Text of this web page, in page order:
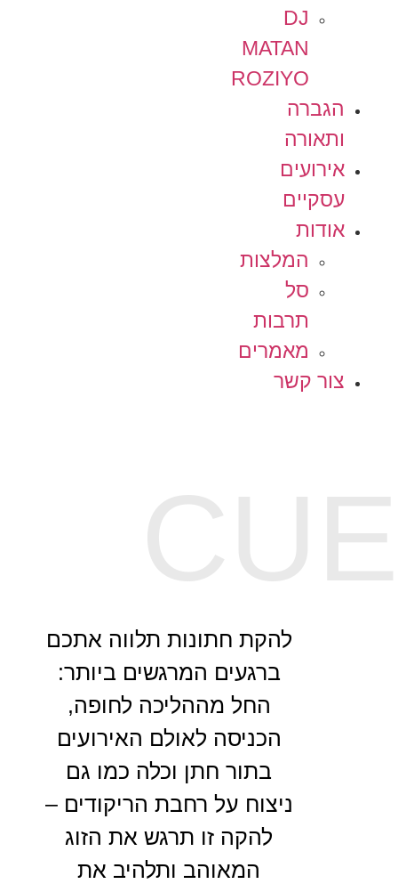
DJ
MATAN
ROZIYO
הגברה
ותאורה
אירועים
עסקיים
אודות
המלצות
סל
תרבות
מאמרים
צור קשר
להקת חתונות תלווה אתכם
ברגעים המרגשים ביותר:
החל מההליכה לחופה,
הכניסה לאולם האירועים
בתור חתן וכלה כמו גם
ניצוח על רחבת הריקודים –
להקה זו תרגש את הזוג
המאוהב ותלהיב את